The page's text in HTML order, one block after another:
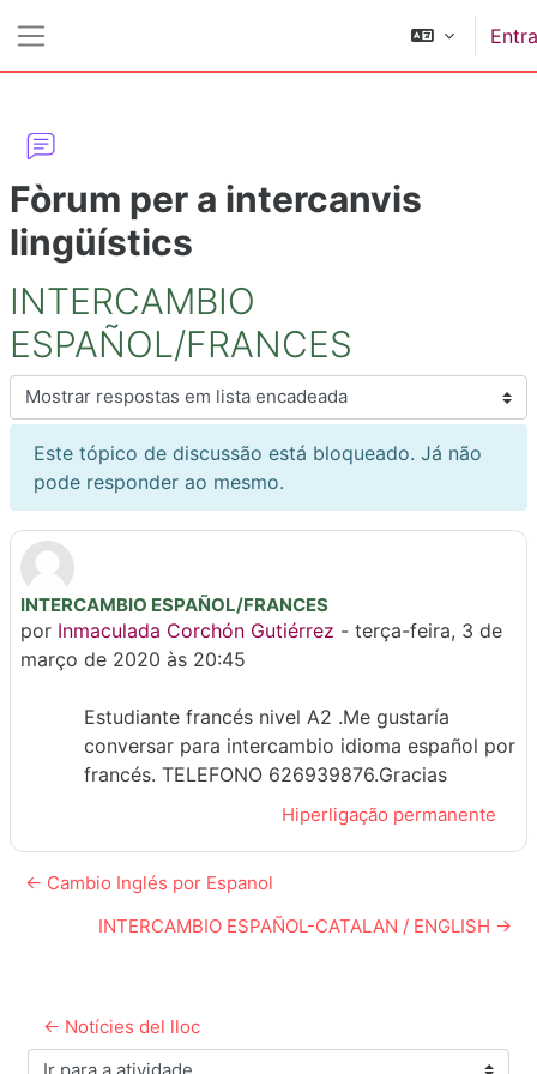
Fòrum per a intercanvis
lingüístics
INTERCAMBIO
ESPAÑOL/FRANCES
Modo de visualização
Este tópico de discussão está bloqueado. Já não
pode responder ao mesmo.
INTERCAMBIO ESPAÑOL/FRANCES
por Inmaculada Corchón Gutiérrez - terça-feira, 3 de
março de 2020 às 20:45
Número de respostas: 0
Estudiante francés nivel A2 .Me gustaría
conversar para intercambio idioma español por
francés. TELEFONO 626939876.Gracias
Hiperligação permanente
← Cambio Inglés por Espanol
INTERCAMBIO ESPAÑOL-CATALAN / ENGLISH →
← Notícies del lloc